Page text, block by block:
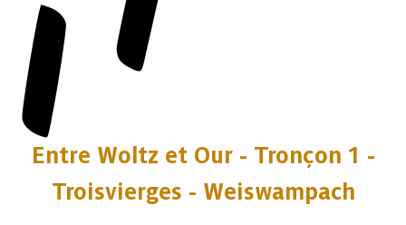
Entre Woltz et Our - Tronçon 1 -
Troisvierges - Weiswampach